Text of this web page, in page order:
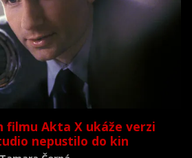
filmu Akta X ukáže verzi
nepustilo do kin